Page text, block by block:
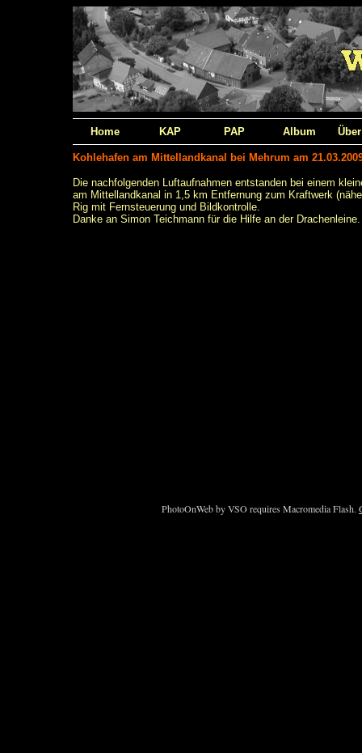
Home KAP PAP Album
Kohlehafen am Mittellandkanal bei Mehrum am
Die nachfolgenden Luftaufnahmen entstanden bei einem
am Mittellandkanal in 1,5 km Entfernung zum Kraftwerk
Rig mit Fernsteuerung und Bildkontrolle.
Danke an Simon Teichmann für die Hilfe an der Drachenleine.